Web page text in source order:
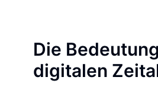
Die
digitalen